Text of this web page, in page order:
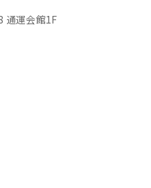
通運会館1F